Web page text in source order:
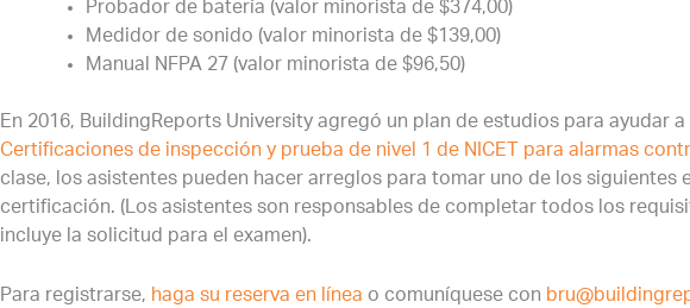
Probador de batería (valor minorista de $374,00)
Medidor de sonido (valor minorista de $139,00)
Manual NFPA 27 (valor minorista de $96,50)
En 2016, BuildingReports University agregó un plan de estudios para ayudar
Certificaciones de inspección y prueba de nivel 1 de NICET para alarmas
clase, los asistentes pueden hacer arreglos para tomar uno de los siguientes
certificación. ( Los asistentes son responsables de completar todos los
incluye la solicitud para el examen).
Para registrarse, haga su reserva en línea o comuníquese con